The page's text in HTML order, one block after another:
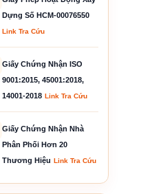
Dựng Số HCM-00076550
Link Tra Cứu
Giấy Chứng Nhận ISO
9001:2015, 45001:2018,
14001-2018 Link Tra Cứu
Giấy Chứng Nhận Nhà
Phân Phối Hơn 20
Thương Hiệu Link Tra Cứu